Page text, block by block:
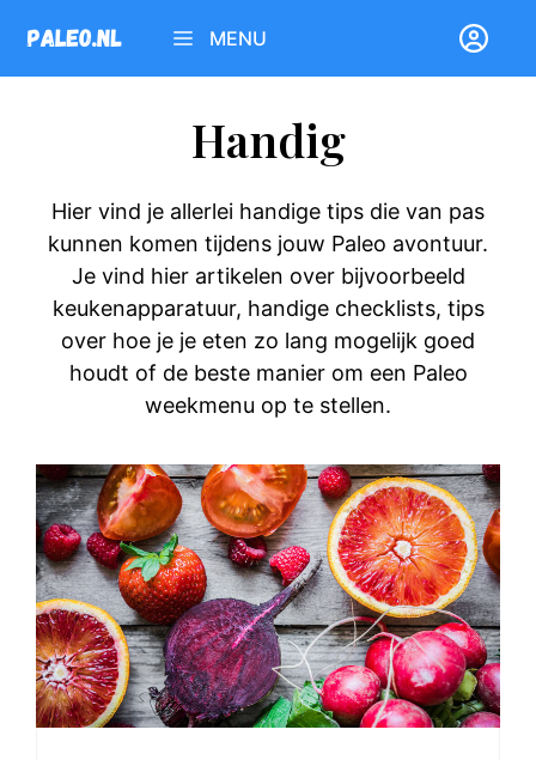
naar
de
MENU
Handig
Hier vind je allerlei handige tips die van pas
kunnen komen tijdens jouw Paleo avontuur.
Je vind hier artikelen over bijvoorbeeld
keukenapparatuur, handige checklists, tips
over hoe je je eten zo lang mogelijk goed
houdt of de beste manier om een Paleo
weekmenu op te stellen.